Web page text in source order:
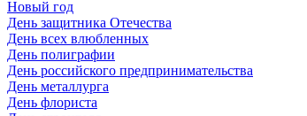
Новый год
День защитника Отечества
День всех влюбленных
День полиграфии
День российского предпринимательства
День металлурга
День флориста